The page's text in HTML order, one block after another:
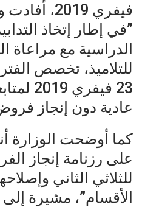
فيفري 2019،
”في إطار إتخاذ
الدراسية مع مراعاة
للتلاميذ، تخصص
23
عادية دون إنجاز
كما أوضحت الوزارة
على رزنامة إنجاز
للثلاثي الثاني
الأقسام”، مشيرة